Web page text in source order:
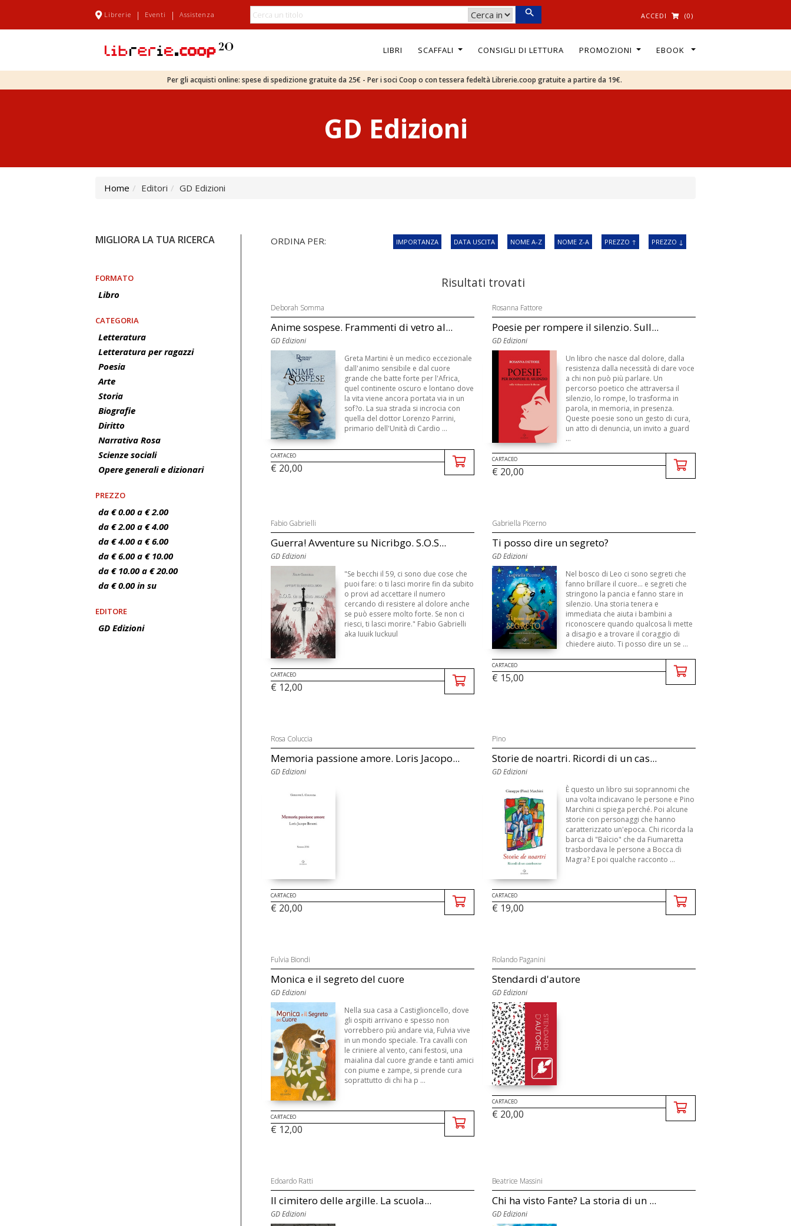
Librerie | Eventi | Assistenza ACCEDI (0)
LIBRI SCAFFALI CONSIGLI DI LETTURA PROMOZIONI EBOOK
Per gli acquisti online: spese di spedizione gratuite da 25€ - Per i soci Coop o con tessera fedeltà Librerie.coop gratuite a partire da 19€.
GD Edizioni
Home Editori GD Edizioni
MIGLIORA LA TUA RICERCA
FORMATO
Libro
CATEGORIA
Letteratura
Letteratura per ragazzi
Poesia
Arte
Storia
Biografie
Diritto
Narrativa Rosa
Scienze sociali
Opere generali e dizionari
PREZZO
da € 0.00 a € 2.00
da € 2.00 a € 4.00
da € 4.00 a € 6.00
da € 6.00 a € 10.00
da € 10.00 a € 20.00
da € 0.00 in su
EDITORE
GD Edizioni
ORDINA PER: IMPORTANZA DATA USCITA NOME A-Z NOME Z-A PREZZO ↑ PREZZO ↓
Risultati trovati
Deborah Somma
Anime sospese. Frammenti di vetro al...
GD Edizioni
Greta Martini è un medico eccezionale
dall'animo sensibile e dal cuore
grande che batte forte per l'Africa,
quel continente oscuro e lontano dove
la vita viene ancora portata via in un
sof?o. La sua strada si incrocia con
quella del dottor Lorenzo Parrini,
primario dell'Unità di Cardio ...
CARTACEO
€ 20,00
Rosanna Fattore
Poesie per rompere il silenzio. Sull...
GD Edizioni
Un libro che nasce dal dolore, dalla
resistenza dalla necessità di dare voce
a chi non può più parlare. Un
percorso poetico che attraversa il
silenzio, lo rompe, lo trasforma in
parola, in memoria, in presenza.
Queste poesie sono un gesto di cura,
un atto di denuncia, un invito a guard
...
CARTACEO
€ 20,00
Fabio Gabrielli
Guerra! Avventure su Nicribgo. S.O.S...
GD Edizioni
"Se becchi il 59, ci sono due cose che
puoi fare: o ti lasci morire fin da subito
o provi ad accettare il numero
cercando di resistere al dolore anche
se può essere molto forte. Se non ci
riesci, ti lasci morire." Fabio Gabrielli
aka Iuuik Iuckuul
CARTACEO
€ 12,00
Gabriella Picerno
Ti posso dire un segreto?
GD Edizioni
Nel bosco di Leo ci sono segreti che
fanno brillare il cuore... e segreti che
stringono la pancia e fanno stare in
silenzio. Una storia tenera e
immediata che aiuta i bambini a
riconoscere quando qualcosa li mette
a disagio e a trovare il coraggio di
chiedere aiuto. Ti posso dire un se ...
CARTACEO
€ 15,00
Rosa Coluccia
Memoria passione amore. Loris Jacopo...
GD Edizioni
CARTACEO
€ 20,00
Pino
Storie de noartri. Ricordi di un cas...
GD Edizioni
È questo un libro sui soprannomi che
una volta indicavano le persone e Pino
Marchini ci spiega perché. Poi alcune
storie con personaggi che hanno
caratterizzato un'epoca. Chi ricorda la
barca di "Baìcio" che da Fiumaretta
trasbordava le persone a Bocca di
Magra? E poi qualche racconto ...
CARTACEO
€ 19,00
Fulvia Biondi
Monica e il segreto del cuore
GD Edizioni
Nella sua casa a Castiglioncello, dove
gli ospiti arrivano e spesso non
vorrebbero più andare via, Fulvia vive
in un mondo speciale. Tra cavalli con
le criniere al vento, cani festosi, una
maialina dal cuore grande e tanti amici
con piume e zampe, si prende cura
soprattutto di chi ha p ...
CARTACEO
€ 12,00
Rolando Paganini
Stendardi d'autore
GD Edizioni
CARTACEO
€ 20,00
Edoardo Ratti
Il cimitero delle argille. La scuola...
GD Edizioni
Beatrice Massini
Chi ha visto Fante? La storia di un ...
GD Edizioni